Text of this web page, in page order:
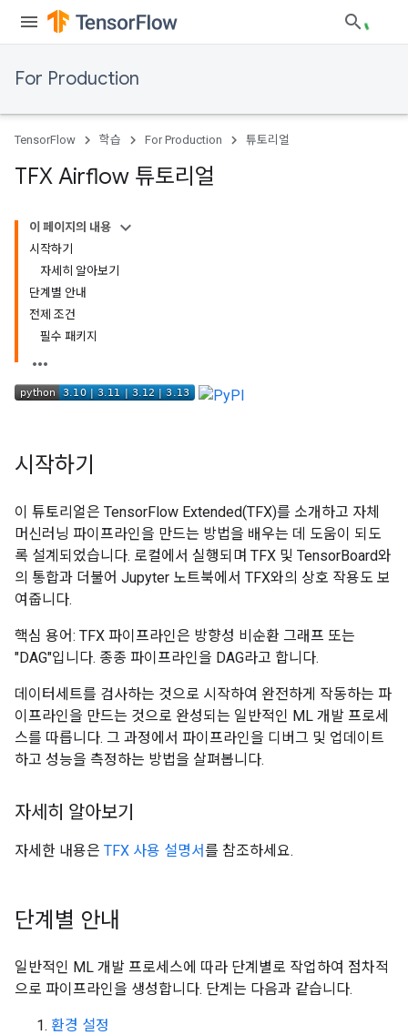
For Production
TensorFlow 학습 For Production 튜토리얼
TFX Airflow 튜토리얼
이 페이지의 내용
시작하기
자세히 알아보기
단계별 안내
전제 조건
필수 패키지
시작하기
이 튜토리얼은 TensorFlow Extended(TFX)를 소개하고 자체
머신러닝 파이프라인을 만드는 방법을 배우는 데 도움이 되도
록 설계되었습니다. 로컬에서 실행되며 TFX 및 TensorBoard와
의 통합과 더불어 Jupyter 노트북에서 TFX와의 상호 작용도 보
여줍니다.
핵심 용어: TFX 파이프라인은 방향성 비순환 그래프 또는
"DAG"입니다. 종종 파이프라인을 DAG라고 합니다.
데이터세트를 검사하는 것으로 시작하여 완전하게 작동하는 파
이프라인을 만드는 것으로 완성되는 일반적인 ML 개발 프로세
스를 따릅니다. 그 과정에서 파이프라인을 디버그 및 업데이트
하고 성능을 측정하는 방법을 살펴봅니다.
자세히 알아보기
자세한 내용은 TFX 사용 설명서를 참조하세요.
단계별 안내
일반적인 ML 개발 프로세스에 따라 단계별로 작업하여 점차적
으로 파이프라인을 생성합니다. 단계는 다음과 같습니다.
환경 설정